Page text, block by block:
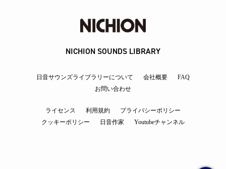
NICHION SOUNDS LIBRARY
日音サウンズライブラリーについて 会社概要
FAQ
お問い合わせ
ライセンス 利用規約
プライバシーポリシー
クッキーポリシー
日音作家 Youtubeチャンネル